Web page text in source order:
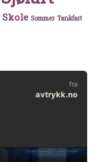
Skole Sommer Tankfart